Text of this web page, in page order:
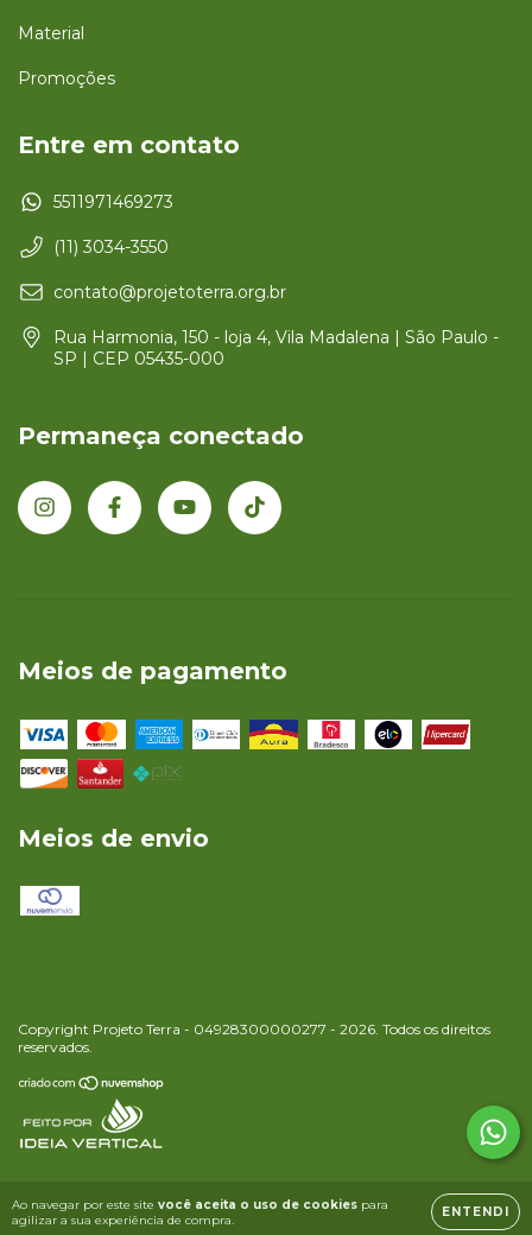
Ao navegar por este site você aceita o uso de cookies para
agilizar a sua experiência de compra.
ENTENDI
Material
Promoções
Entre em contato
5511971469273
(11) 3034-3550
contato@projetoterra.org.br
Rua Harmonia, 150 - loja 4, Vila Madalena | São Paulo -
SP | CEP 05435-000
Permaneça conectado
Meios de pagamento
Meios de envio
Copyright Projeto Terra - 04928300000277 - 2026. Todos os direitos
reservados.